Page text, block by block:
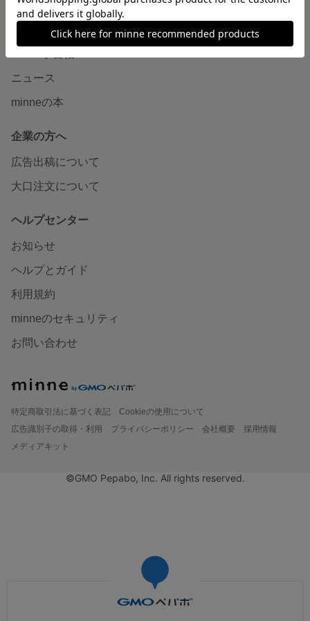
読みもの
minneとものづくりと
ニュース
minneの本
企業の方へ
広告出稿について
大口注文について
ヘルプセンター
お知らせ
ヘルプとガイド
利用規約
minneのセキュリティ
お問い合わせ
特定商取引法に基づく表記
Cookieの使用について
広告識別子の取得・利用
プライバシーポリシー 会社概要
採用情報
メディアキット
©GMO Pepabo, Inc. All rights reserved.